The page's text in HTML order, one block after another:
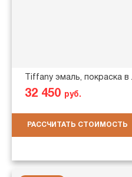
Tiffany эмаль, покраска
32 450 руб.
РАССЧИТАТЬ СТОИМОСТЬ